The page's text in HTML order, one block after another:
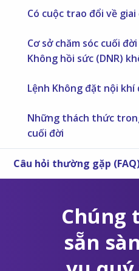
Có cuộc trao đổi về
Cơ sở chăm sóc cuối
Không hồi sức (DNR)
Lệnh Không đặt nội khí
Những thách thức
cuối đời
Câu hỏi thường gặp
Chúng
sẵn